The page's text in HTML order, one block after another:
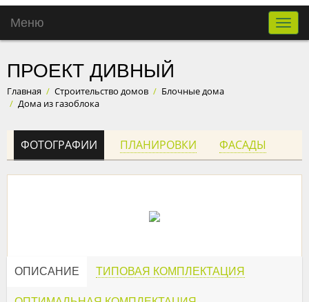
Toggle
Меню
ПРОЕКТ ДИВНЫЙ
Главная / Строительство домов / Блочные дома
/ Дома из газоблока
ФОТОГРАФИИ ПЛАНИРОВКИ ФАСАДЫ
ОПИСАНИЕ ТИПОВАЯ КОМПЛЕКТАЦИЯ